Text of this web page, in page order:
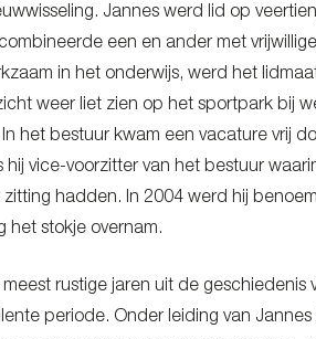
Jannes werd lid op
een en ander met
in het onderwijs, werd het
weer liet zien op het sportpark bij
het bestuur kwam een vacature vrij
hij vice-voorzitter van het bestuur
zitting hadden. In 2004 werd hij
het stokje overnam.
rustige jaren uit de
periode. Onder leiding van